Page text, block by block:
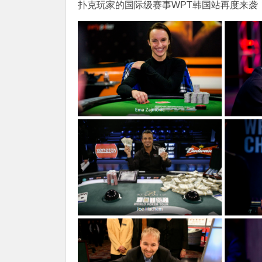
扑克玩家的国际级赛事WPT韩国站再度来袭